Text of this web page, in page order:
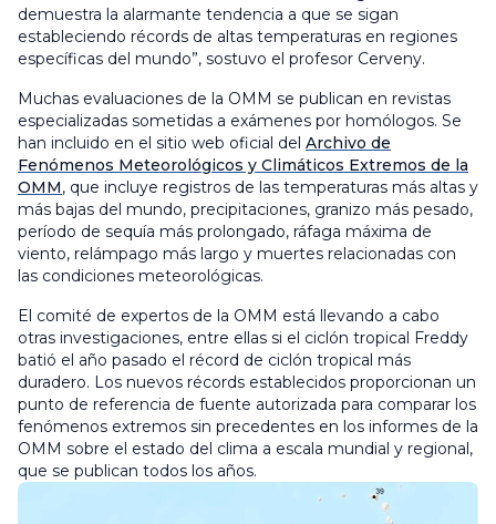
demuestra la alarmante tendencia a que se sigan
estableciendo récords de altas temperaturas en regiones
específicas del mundo”, sostuvo el profesor Cerveny.
Muchas evaluaciones de la OMM se publican en revistas
especializadas sometidas a exámenes por homólogos. Se
han incluido en el sitio web oficial del Archivo de
Fenómenos Meteorológicos y Climáticos Extremos de la
OMM, que incluye registros de las temperaturas más altas y
más bajas del mundo, precipitaciones, granizo más pesado,
período de sequía más prolongado, ráfaga máxima de
viento, relámpago más largo y muertes relacionadas con
las condiciones meteorológicas.
El comité de expertos de la OMM está llevando a cabo
otras investigaciones, entre ellas si el ciclón tropical Freddy
batió el año pasado el récord de ciclón tropical más
duradero. Los nuevos récords establecidos proporcionan un
punto de referencia de fuente autorizada para comparar los
fenómenos extremos sin precedentes en los informes de la
OMM sobre el estado del clima a escala mundial y regional,
que se publican todos los años.